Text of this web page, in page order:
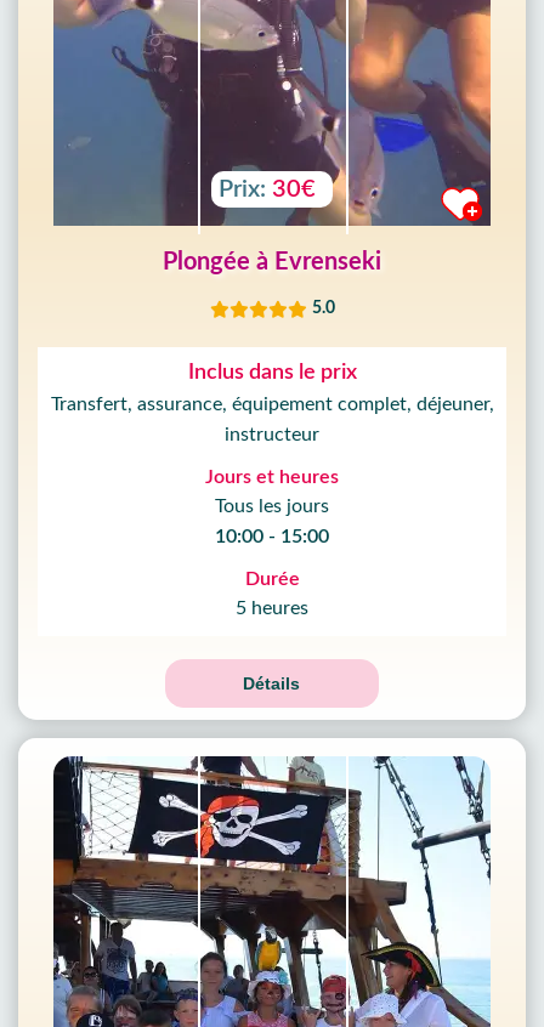
Prix: 30€
Plongée à Evrenseki
5.0
Inclus dans le prix
Transfert, assurance, équipement complet, déjeuner,
instructeur
Jours et heures
Tous les jours
10:00 - 15:00
Durée
5 heures
Détails